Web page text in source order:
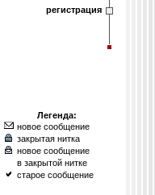
регистрация
Легенда:
новое сообщение
закрытая нитка
новое сообщение
в закрытой нитке
старое сообщение